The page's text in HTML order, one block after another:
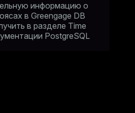
информацию о
в Greengage DB
в разделе Time
PostgreSQL